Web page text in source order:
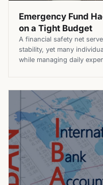
Emergency Fund
on a Tight Budget
A financial safety net
stability, yet many
while managing daily
transitions. By utilizing
dedicated saver can